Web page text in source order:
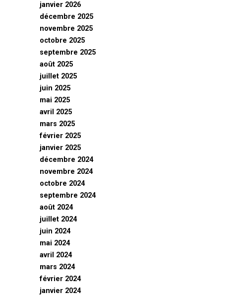
janvier 2026
décembre 2025
novembre 2025
octobre 2025
septembre 2025
août 2025
juillet 2025
juin 2025
mai 2025
avril 2025
mars 2025
février 2025
janvier 2025
décembre 2024
novembre 2024
octobre 2024
septembre 2024
août 2024
juillet 2024
juin 2024
mai 2024
avril 2024
mars 2024
février 2024
janvier 2024